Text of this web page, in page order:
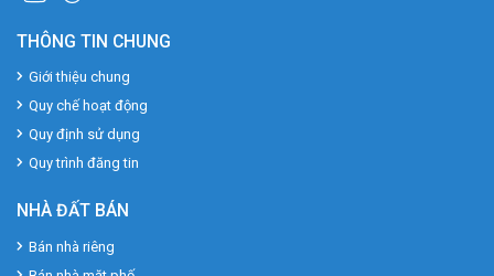
THÔNG TIN CHUNG
Giới thiệu chung
Quy chế hoạt động
Quy định sử dụng
Quy trình đăng tin
NHÀ ĐẤT BÁN
Bán nhà riêng